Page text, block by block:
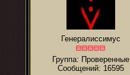
Генералиссимус
Группа: Проверенные
Сообщений: 16595